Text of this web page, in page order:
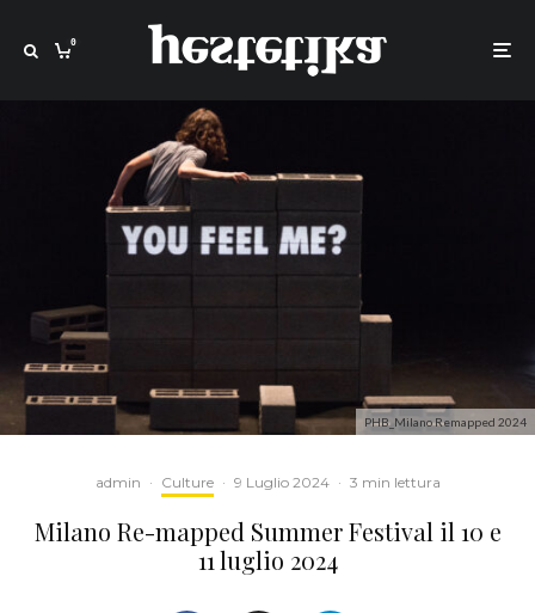
0
PHB_Milano Remapped 2024
admin · Culture · 9 Luglio 2024 · 3 min lettura
Milano Re-mapped Summer Festival il 10 e
11 luglio 2024